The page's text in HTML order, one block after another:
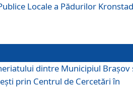
Locale a Pădurilor
dintre Municipiul Brașov
prin Centrul de Cercetări în